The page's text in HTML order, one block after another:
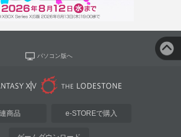
パソコン版へ
商品 e-STOREで購入